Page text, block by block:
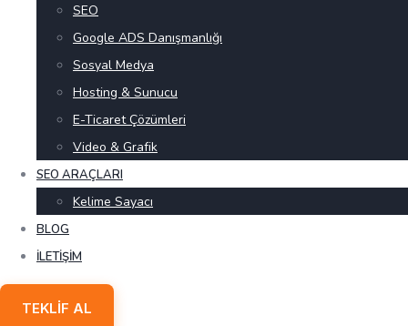
SEO
Google ADS Danışmanlığı
Sosyal Medya
Hosting & Sunucu
E-Ticaret Çözümleri
Video & Grafik
SEO ARAÇLARI
Kelime Sayacı
BLOG
İLETIŞIM
TEKLIF AL